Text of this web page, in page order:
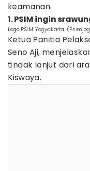
keamanan.
1. PSIM ingin
Logo PSIM Yogyakarta.
Ketua Panitia
Seno Aji,
tindak lanjut dari
Kiswaya.